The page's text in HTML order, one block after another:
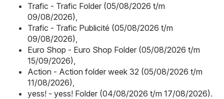
Trafic - Trafic Folder (05/08/2026 t/m
09/08/2026)
Trafic - Trafic Publicité (05/08/2026 t/m
09/08/2026)
Euro Shop - Euro Shop Folder (05/08/2026 t/m
15/09/2026)
Action - Action folder week 32 (05/08/2026 t/m
11/08/2026)
yess! - yess! Folder (04/08/2026 t/m 17/08/2026).